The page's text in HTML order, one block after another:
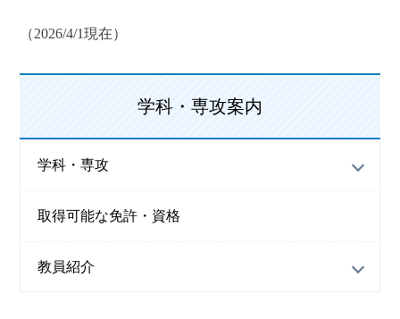
（2026/4/1現在）
学科・専攻案内
学科・専攻
取得可能な免許・資格
教員紹介